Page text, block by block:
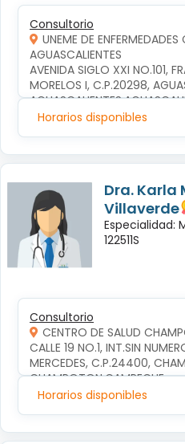
Consultorio
UNEME DE
AGUASCALIENTES
AVENIDA SIGLO XXI NO.101,
MORELOS I, C.P.20298,
Horarios disponibles
Dra. Karla
Villaverde
Especialidad:
122511S
Consultorio
CENTRO DE SALUD
CALLE 19 NO.1, INT.SIN
MERCEDES, C.P.24400,
CHAMPOTON,CAMPECHE
Horarios disponibles